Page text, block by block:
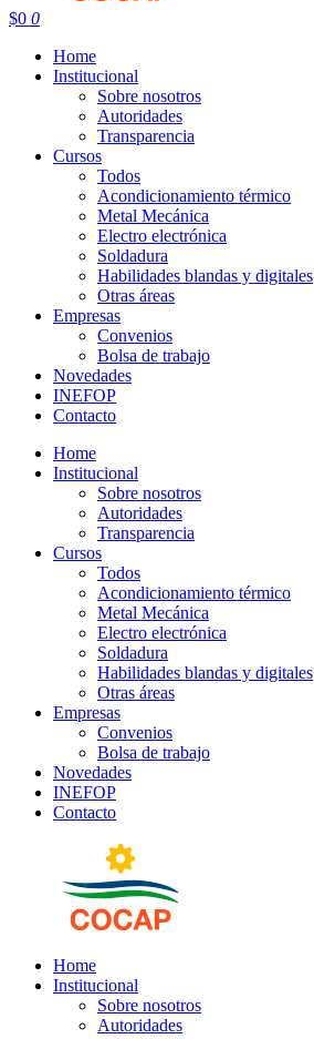
$0 0
Home
Institucional
Sobre nosotros
Autoridades
Transparencia
Cursos
Todos
Acondicionamiento térmico
Metal Mecánica
Electro electrónica
Soldadura
Habilidades blandas y digitales
Otras áreas
Empresas
Convenios
Bolsa de trabajo
Novedades
INEFOP
Contacto
Home
Institucional
Sobre nosotros
Autoridades
Transparencia
Cursos
Todos
Acondicionamiento térmico
Metal Mecánica
Electro electrónica
Soldadura
Habilidades blandas y digitales
Otras áreas
Empresas
Convenios
Bolsa de trabajo
Novedades
INEFOP
Contacto
Home
Institucional
Sobre nosotros
Autoridades